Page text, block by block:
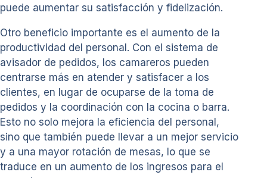
puede aumentar su satisfacción y fidelización.
Otro beneficio importante es el aumento de la
productividad del personal. Con el sistema de
avisador de pedidos, los camareros pueden
centrarse más en atender y satisfacer a los
clientes, en lugar de ocuparse de la toma de
pedidos y la coordinación con la cocina o barra.
Esto no solo mejora la eficiencia del personal,
sino que también puede llevar a un mejor servicio
y a una mayor rotación de mesas, lo que se
traduce en un aumento de los ingresos para el